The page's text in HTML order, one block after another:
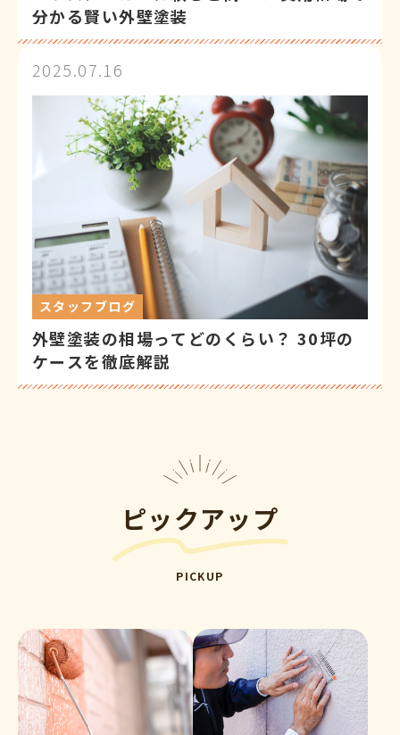
分かる賢い外壁塗装
2025.07.16
スタッフブログ
外壁塗装の相場ってどのくらい？ 30坪の
ケースを徹底解説
ピックアップ
PICKUP